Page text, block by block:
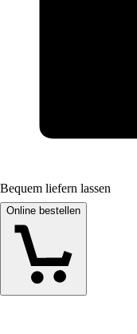
Bequem liefern lassen
Online bestellen